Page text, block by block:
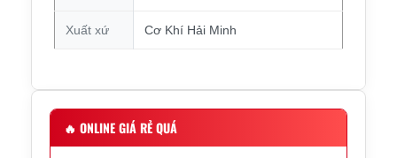
Xuất xứ Cơ Khí Hải Minh
🔥 ONLINE GIÁ RẺ QUÁ